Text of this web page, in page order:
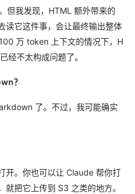
但我发现，HTML 额外带来的
读它这件事，会让最终输出整体
万 token 上下文的情况下，H
经不太构成问题了。
？
了。不过，我可能确实
开。你也可以让 Claude 帮你打
把它上传到 S3 之类的地方。